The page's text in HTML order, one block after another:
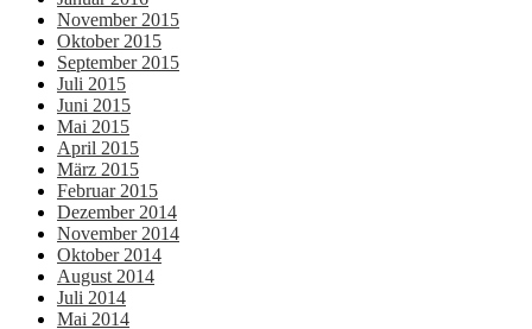
November 2015
Oktober 2015
September 2015
Juli 2015
Juni 2015
Mai 2015
April 2015
März 2015
Februar 2015
Dezember 2014
November 2014
Oktober 2014
August 2014
Juli 2014
Mai 2014